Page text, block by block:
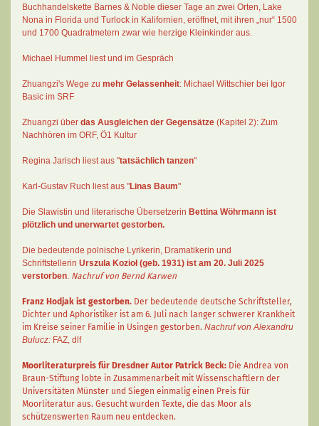
Buchhandelskette Barnes & Noble dieser Tage an zwei Orten, Lake
Nona in Florida und Turlock in Kalifornien, eröffnet, mit ihren „nur“ 1500
und 1700 Quadratmetern zwar wie herzige Kleinkinder aus.
Michael Hummel liest und im Gespräch
Zhuangzi's Wege zu mehr Gelassenheit: Michael Wittschier bei Igor
Basic im SRF
Zhuangzi über das Ausgleichen der Gegensätze (Kapitel 2): Zum
Nachhören im ORF, Ö1 Kultur
Regina Jarisch liest aus "tatsächlich tanzen"
Karl-Gustav Ruch liest aus "Linas Baum"
Die Slawistin und literarische Übersetzerin Bettina Wöhrmann ist
plötzlich und unerwartet gestorben.
Die bedeutende polnische Lyrikerin, Dramatikerin und
Schriftstellerin Urszula Kozioł (geb. 1931) ist am 20. Juli 2025
verstorben. Nachruf von Bernd Karwen
Franz Hodjak ist gestorben. Der bedeutende deutsche Schriftsteller,
Dichter und Aphoristiker ist am 6. Juli nach langer schwerer Krankheit
im Kreise seiner Familie in Usingen gestorben. Nachruf von Alexandru
Bulucz: FAZ, dlf
Moorliteraturpreis für Dresdner Autor Patrick Beck: Die Andrea von
Braun-Stiftung lobte in Zusammenarbeit mit Wissenschaftlern der
Universitäten Münster und Siegen einmalig einen Preis für
Moorliteratur aus. Gesucht wurden Texte, die das Moor als
schützenswerten Raum neu entdecken.